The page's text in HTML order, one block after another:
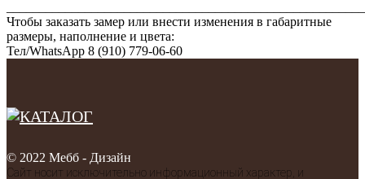
Чтобы заказать замер или внести изменения в габаритные
размеры, наполнение и цвета:
Тел/WhatsАрp 8 (910) 779-06-60
© 2022 Мебб - Дизайн
Сайт носит исключительно информационный характер, и